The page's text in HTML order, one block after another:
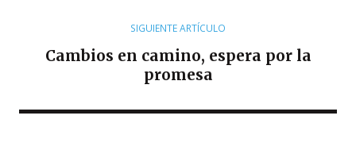
SIGUIENTE ARTÍCULO
Cambios en camino, espera por la
promesa